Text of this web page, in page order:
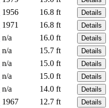
1956 16.8 ft Details
1971 16.8 ft Details
n/a 16.0 ft Details
n/a 15.7 ft Details
n/a 15.0 ft Details
n/a 15.0 ft Details
n/a 14.0 ft Details
1967 12.7 ft Details